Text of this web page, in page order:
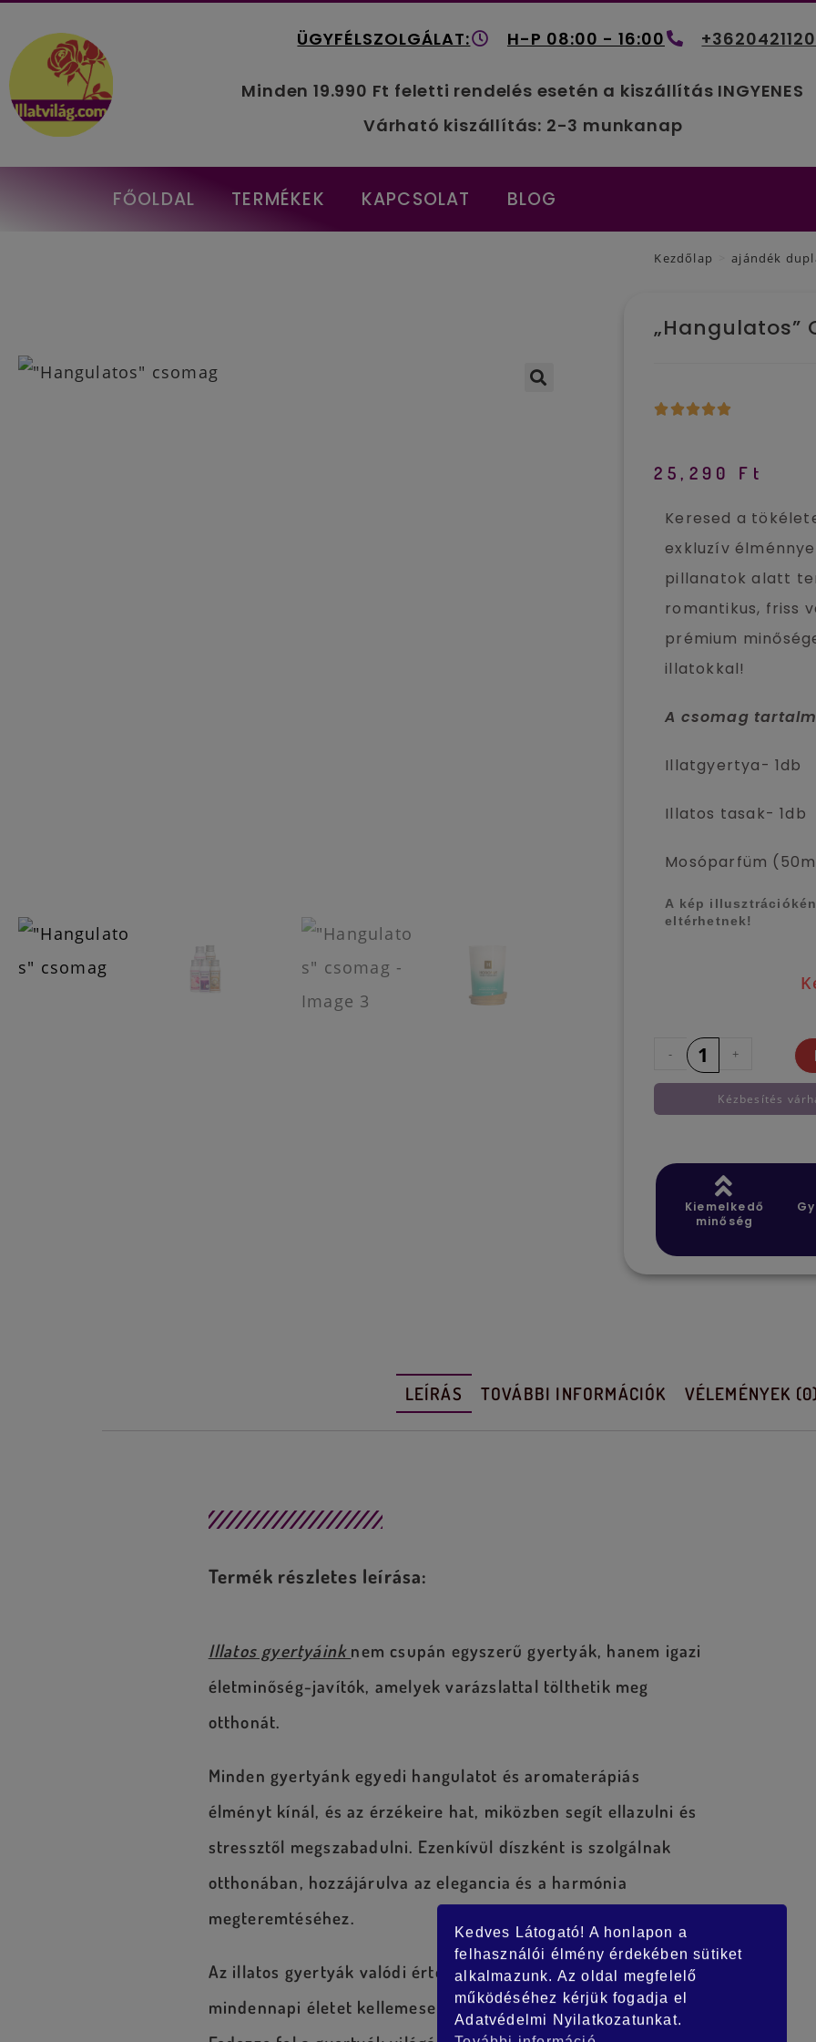
ÜGYFÉLSZOLGÁLAT: H-P 08:00 - 16:00
Minden 19.990 Ft feletti rendelés esetén a kiszállítás INGYENES
Várható kiszállítás: 2-3 munkanap
FŐOLDAL TERMÉKEK KAPCSOLAT BLOG
Kezdőlap ajándék
„Hangulatos”
25,290 Ft
Keresed a
exkluzív
pillanatok alatt
romantikus, friss
prémium
illatokkal!
A csomag
Illatgyertya- 1db
Illatos tasak- 1db
Mosóparfüm
A kép
eltérhetnek!
- +
Kézbesítés
Kiemelkedő
minőség
LEÍRÁS TOVÁBBI INFORMÁCIÓK VÉLEMÉNYEK
Termék részletes leírása:
Illatos gyertyáink nem csupán egyszerű gyertyák, hanem igazi
életminőség-javítók, amelyek varázslattal tölthetik meg
otthonát.
Minden gyertyánk egyedi hangulatot és aromaterápiás
élményt kínál, és az érzékeire hat, miközben segít ellazulni és
stressztől megszabadulni. Ezenkívül díszként is szolgálnak
otthonában, hozzájárulva az elegancia és a harmónia
megteremtéséhez.
Az illatos gyertyák valódi értéket képviselnek, amely a
mindennapi életet kellemesebbé és emlékezetesebbé teszi.
Kedves Látogató! A honlapon a
felhasználói élmény érdekében sütiket
alkalmazunk. Az oldal megfelelő
működéséhez kérjük fogadja el
Adatvédelmi Nyilatkozatunkat.